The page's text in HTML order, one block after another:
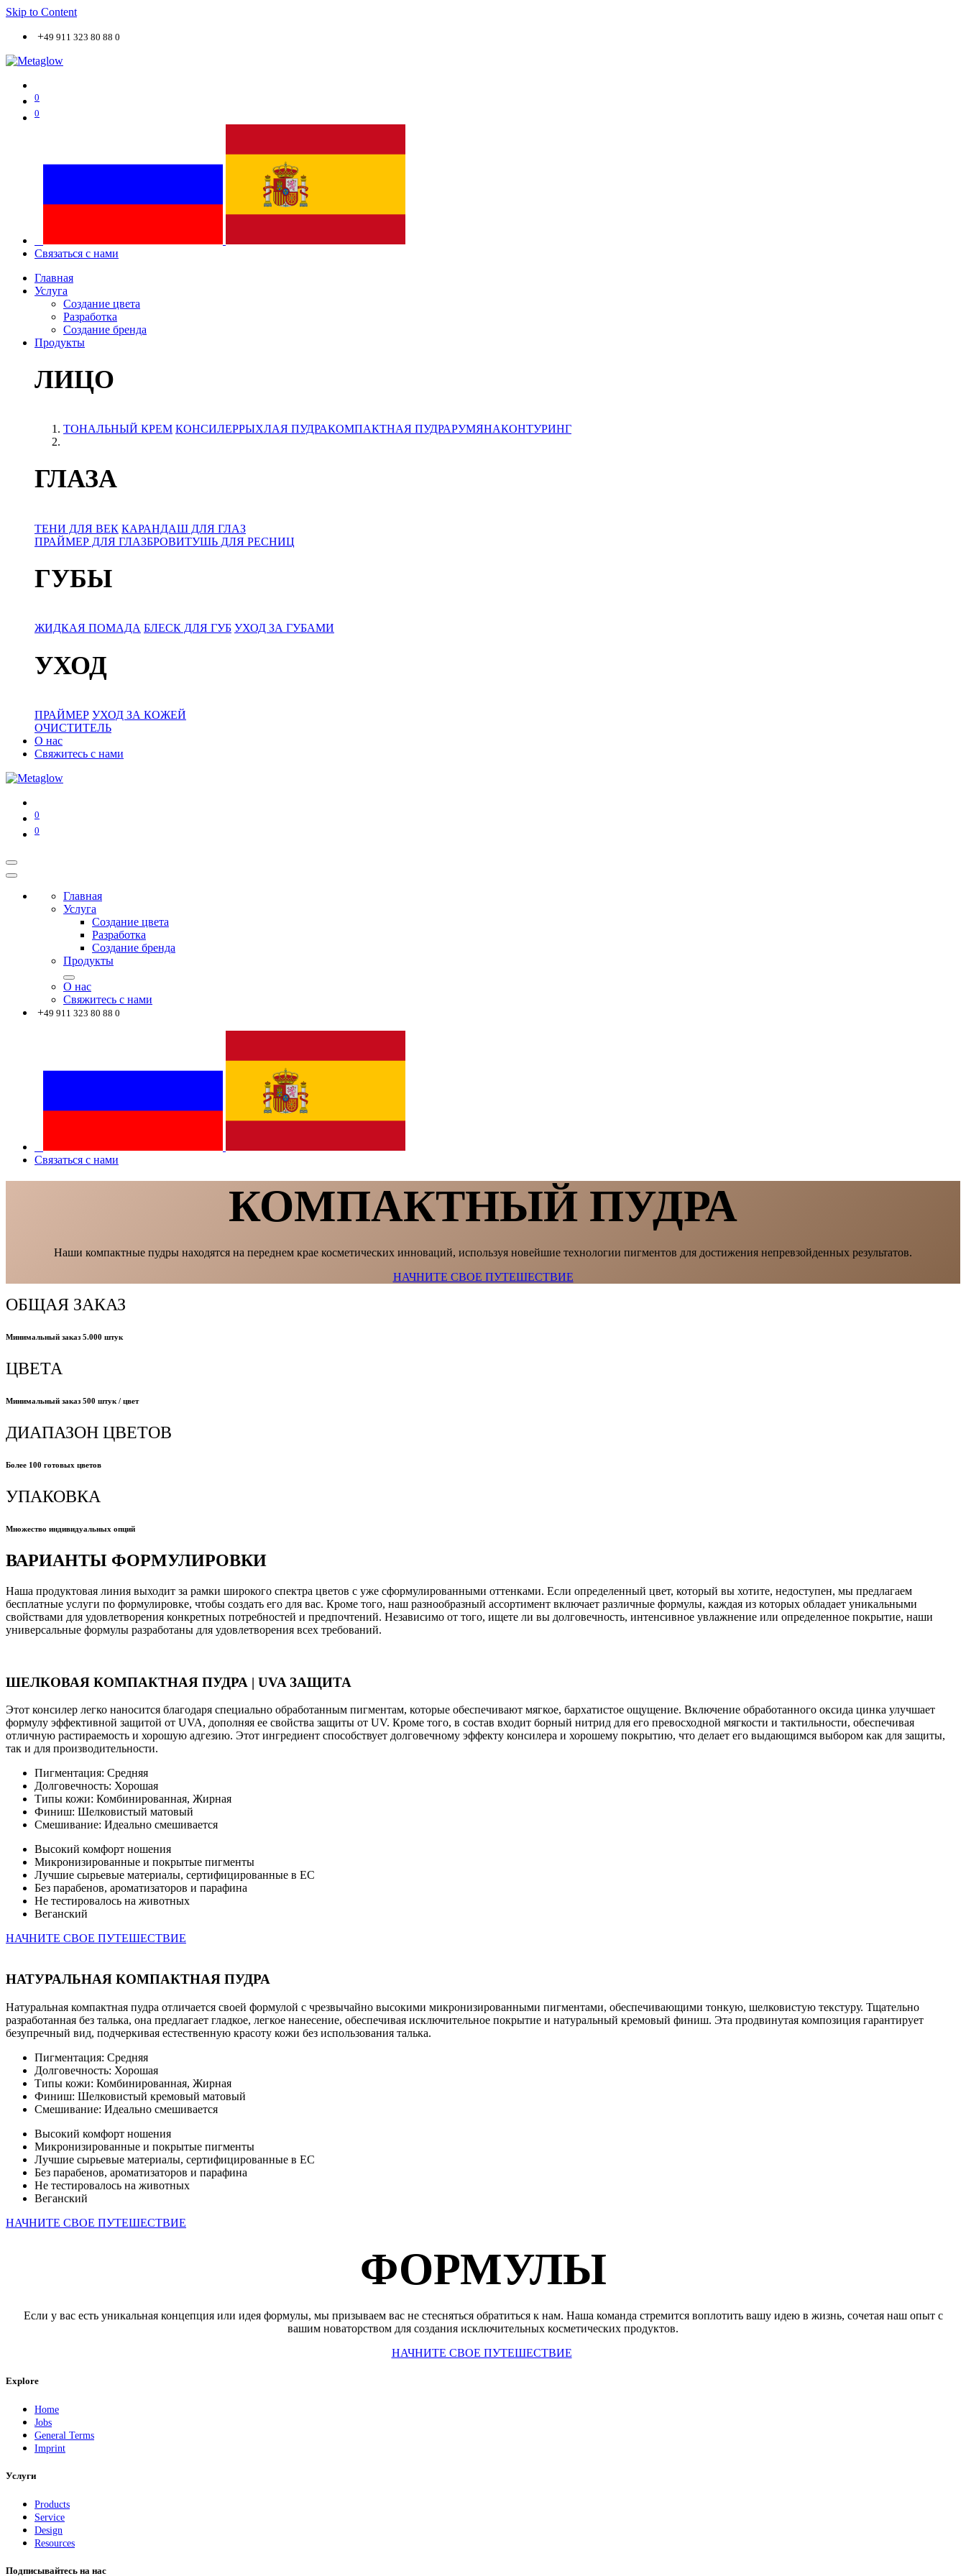
Skip to Content
+49 911 323 80 88 0
0
0
Связаться с нами
Главная
Услуга
Создание цвета
Разработка
Создание бренда
Продукты
ЛИЦО
ТОНАЛЬНЫЙ КРЕМ КОНСИЛЕРРЫХЛАЯ ПУДРАКОМПАКТНАЯ ПУДРАРУМЯНАКОНТУРИНГ
ГЛАЗА
ТЕНИ ДЛЯ ВЕК КАРАНДАШ ДЛЯ ГЛАЗ
ПРАЙМЕР ДЛЯ ГЛАЗБРОВИТУШЬ ДЛЯ РЕСНИЦ
ГУБЫ
ЖИДКАЯ ПОМАДА БЛЕСК ДЛЯ ГУБ УХОД ЗА ГУБАМИ
УХОД
ПРАЙМЕР УХОД ЗА КОЖЕЙ
ОЧИСТИТЕЛЬ
О нас
Свяжитесь с нами
0
0
Главная
Услуга
Создание цвета
Разработка
Создание бренда
Продукты
О нас
Свяжитесь с нами
+49 911 323 80 88 0
Связаться с нами
КОМПАКТНЫЙ ПУДРА
Наши компактные пудры находятся на переднем крае косметических инноваций, используя новейшие технологии пигментов для достижения непревзойденных результатов.
НАЧНИТЕ СВОЕ ПУТЕШЕСТВИЕ
ОБЩАЯ ЗАКАЗ
Минимальный заказ 5.000 штук
ЦВЕТА
Минимальный заказ 500 штук / цвет
ДИАПАЗОН ЦВЕТОВ
Более 100 готовых цветов
УПАКОВКА
Множество индивидуальных опций
ВАРИАНТЫ ФОРМУЛИРОВКИ
Наша продуктовая линия выходит за рамки широкого спектра цветов с уже сформулированными оттенками. Если определенный цвет, который вы хотите, недоступен, мы предлагаем
бесплатные услуги по формулировке, чтобы создать его для вас. Кроме того, наш разнообразный ассортимент включает различные формулы, каждая из которых обладает уникальными
свойствами для удовлетворения конкретных потребностей и предпочтений. Независимо от того, ищете ли вы долговечность, интенсивное увлажнение или определенное покрытие, наши
универсальные формулы разработаны для удовлетворения всех требований.
ШЕЛКОВАЯ КОМПАКТНАЯ ПУДРА | UVA ЗАЩИТА
Этот консилер легко наносится благодаря специально обработанным пигментам, которые обеспечивают мягкое, бархатистое ощущение. Включение обработанного оксида цинка улучшает
формулу эффективной защитой от UVA, дополняя ее свойства защиты от UV. Кроме того, в состав входит борный нитрид для его превосходной мягкости и тактильности, обеспечивая
отличную растираемость и хорошую адгезию. Этот ингредиент способствует долговечному эффекту консилера и хорошему покрытию, что делает его выдающимся выбором как для защиты,
так и для производительности.
Пигментация: Средняя
Долговечность: Хорошая
Типы кожи: Комбинированная, Жирная
Финиш: Шелковистый матовый
Смешивание: Идеально смешивается
Высокий комфорт ношения
Микронизированные и покрытые пигменты
Лучшие сырьевые материалы, сертифицированные в ЕС
Без парабенов, ароматизаторов и парафина
Не тестировалось на животных
Веганский
НАЧНИТЕ СВОЕ ПУТЕШЕСТВИЕ
НАТУРАЛЬНАЯ КОМПАКТНАЯ ПУДРА
Натуральная компактная пудра отличается своей формулой с чрезвычайно высокими микронизированными пигментами, обеспечивающими тонкую, шелковистую текстуру. Тщательно
разработанная без талька, она предлагает гладкое, легкое нанесение, обеспечивая исключительное покрытие и натуральный кремовый финиш. Эта продвинутая композиция гарантирует
безупречный вид, подчеркивая естественную красоту кожи без использования талька.
Пигментация: Средняя
Долговечность: Хорошая
Типы кожи: Комбинированная, Жирная
Финиш: Шелковистый кремовый матовый
Смешивание: Идеально смешивается
Высокий комфорт ношения
Микронизированные и покрытые пигменты
Лучшие сырьевые материалы, сертифицированные в ЕС
Без парабенов, ароматизаторов и парафина
Не тестировалось на животных
Веганский
НАЧНИТЕ СВОЕ ПУТЕШЕСТВИЕ
ФОРМУЛЫ
Если у вас есть уникальная концепция или идея формулы, мы призываем вас не стесняться обратиться к нам. Наша команда стремится воплотить вашу идею в жизнь, сочетая наш опыт с
вашим новаторством для создания исключительных косметических продуктов.
НАЧНИТЕ СВОЕ ПУТЕШЕСТВИЕ
Explore
Home
Jobs
General Terms
Imprint
Услуги
Products
Service
Design
Resources
Подписывайтесь на нас